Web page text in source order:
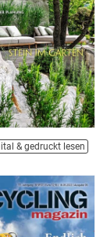
& gedruckt lesen